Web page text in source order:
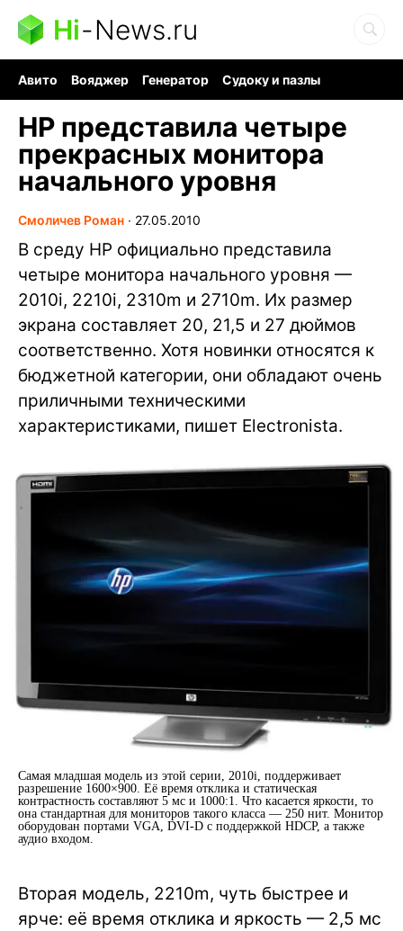
Hi-News.ru
Авито Вояджер Генератор
Судоку и пазлы
HP представила четыре
прекрасных монитора
начального уровня
Смоличев Роман ∙ 27.05.2010
В среду HP официально представила
четыре монитора начального уровня —
2010i, 2210i, 2310m и 2710m. Их размер
экрана составляет 20, 21,5 и 27 дюймов
соответственно. Хотя новинки относятся к
бюджетной категории, они обладают очень
приличными техническими
характеристиками, пишет Electronista.
Самая младшая модель из этой серии, 2010i, поддерживает
разрешение 1600×900. Её время отклика и статическая
контрастность составляют 5 мс и 1000:1. Что касается яркости, то
она стандартная для мониторов такого класса — 250 нит. Монитор
оборудован портами VGA, DVI-D с поддержкой HDCP, а также
аудио входом.
Вторая модель, 2210m, чуть быстрее и
ярче: её время отклика и яркость — 2,5 мс